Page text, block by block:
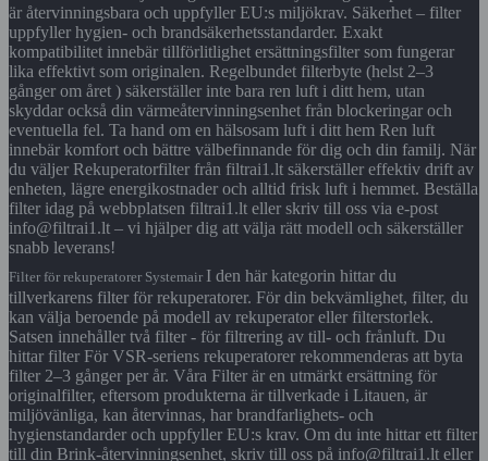
är återvinningsbara och uppfyller EU:s miljökrav. Säkerhet – filter
uppfyller hygien- och brandsäkerhetsstandarder. Exakt
kompatibilitet innebär tillförlitlighet ersättningsfilter som fungerar
lika effektivt som originalen. Regelbundet filterbyte (helst 2–3
gånger om året ) säkerställer inte bara ren luft i ditt hem, utan
skyddar också din värmeåtervinningsenhet från blockeringar och
eventuella fel. Ta hand om en hälsosam luft i ditt hem Ren luft
innebär komfort och bättre välbefinnande för dig och din familj. När
du väljer Rekuperatorfilter från filtrai1.lt säkerställer effektiv drift av
enheten, lägre energikostnader och alltid frisk luft i hemmet. Beställa
filter idag på webbplatsen filtrai1.lt eller skriv till oss via e-post
info@filtrai1.lt – vi hjälper dig att välja rätt modell och säkerställer
snabb leverans!
Filter för rekuperatorer Systemair I den här kategorin hittar du
tillverkarens filter för rekuperatorer. För din bekvämlighet, filter, du
kan välja beroende på modell av rekuperator eller filterstorlek.
Satsen innehåller två filter - för filtrering av till- och frånluft. Du
hittar filter För VSR-seriens rekuperatorer rekommenderas att byta
filter 2–3 gånger per år. Våra Filter är en utmärkt ersättning för
originalfilter, eftersom produkterna är tillverkade i Litauen, är
miljövänliga, kan återvinnas, har brandfarlighets- och
hygienstandarder och uppfyller EU:s krav. Om du inte hittar ett filter
till din Brink-återvinningsenhet, skriv till oss på info@filtrai1.lt eller